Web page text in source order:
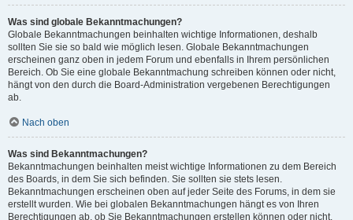
Was sind globale Bekanntmachungen?
Globale Bekanntmachungen beinhalten wichtige Informationen, deshalb
sollten Sie sie so bald wie möglich lesen. Globale Bekanntmachungen
erscheinen ganz oben in jedem Forum und ebenfalls in Ihrem persönlichen
Bereich. Ob Sie eine globale Bekanntmachung schreiben können oder nicht,
hängt von den durch die Board-Administration vergebenen Berechtigungen
ab.
Nach oben
Was sind Bekanntmachungen?
Bekanntmachungen beinhalten meist wichtige Informationen zu dem Bereich
des Boards, in dem Sie sich befinden. Sie sollten sie stets lesen.
Bekanntmachungen erscheinen oben auf jeder Seite des Forums, in dem sie
erstellt wurden. Wie bei globalen Bekanntmachungen hängt es von Ihren
Berechtigungen ab, ob Sie Bekanntmachungen erstellen können oder nicht.